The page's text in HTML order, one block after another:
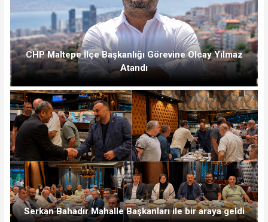
CHP Maltepe İlçe Başkanlığı Görevine Olcay Yılmaz
Atandı
Serkan Bahadır Mahalle Başkanları ile bir araya geldi